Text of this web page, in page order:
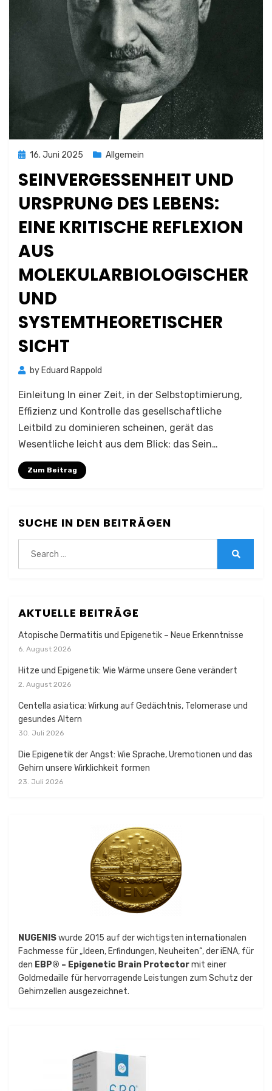
Posted
16. Juni 2025 Allgemein
SEINVERGESSENHEIT UND
URSPRUNG DES LEBENS:
EINE KRITISCHE REFLEXION
AUS
MOLEKULARBIOLOGISCHER
UND
SYSTEMTHEORETISCHER
SICHT
by Eduard Rappold
Einleitung In einer Zeit, in der Selbstoptimierung,
Effizienz und Kontrolle das gesellschaftliche
Leitbild zu dominieren scheinen, gerät das
Wesentliche leicht aus dem Blick: das Sein…
Zum Beitrag
SUCHE IN DEN BEITRÄGEN
for:
AKTUELLE BEITRÄGE
Atopische Dermatitis und Epigenetik – Neue Erkenntnisse
6. August 2026
Hitze und Epigenetik: Wie Wärme unsere Gene verändert
2. August 2026
Centella asiatica: Wirkung auf Gedächtnis, Telomerase und
gesundes Altern
30. Juli 2026
Die Epigenetik der Angst: Wie Sprache, Uremotionen und das
Gehirn unsere Wirklichkeit formen
23. Juli 2026
NUGENISwurde 2015 auf der wichtigsten internationalen
Fachmesse für „Ideen, Erfindungen, Neuheiten“, der iENA, für
den EBP® – Epigenetic Brain Protectormit einer
Goldmedaille für hervorragende Leistungen zum Schutz der
Gehirnzellen ausgezeichnet.